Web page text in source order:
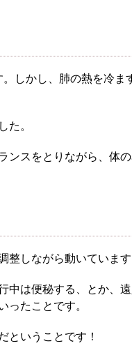
のご質問
しかし、肺の熱を冷ま
た。
スをとりながら、体
しながら動いています
は便秘する、とか、
ったことです。
ということです！